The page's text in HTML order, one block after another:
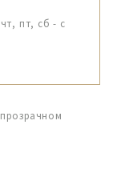
пт, сб - с